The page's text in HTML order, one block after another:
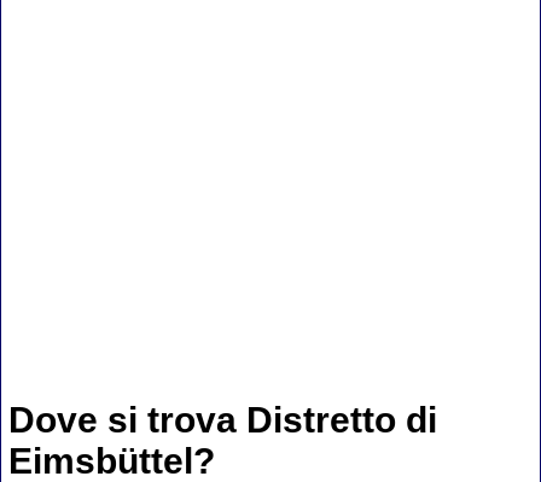
Dove si trova Distretto di
Eimsbüttel?